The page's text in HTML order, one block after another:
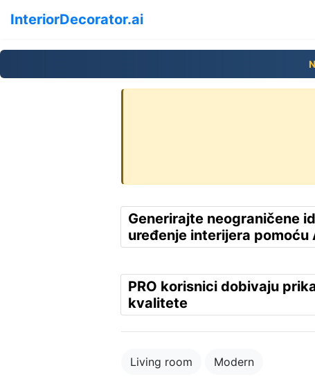
InteriorDecorator.ai
Generirajte neograničene
uređenje interijera pomoću
PRO korisnici dobivaju
kvalitete
Living room Modern